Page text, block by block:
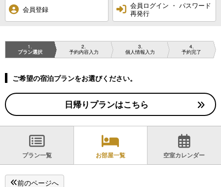
会員登録
会員ログイン ・ パスワード
再発行
1
プラン選択
2
予約内容入力
3
個人情報入力
4
予約完了
ご希望の宿泊プランをお選びください。
日帰りプランはこちら
プラン一覧 お部屋一覧 空室カレンダー
前のページへ